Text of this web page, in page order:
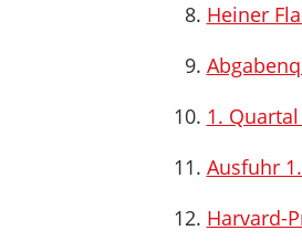
Heiner
1.
Ausfuhr
Harvard-